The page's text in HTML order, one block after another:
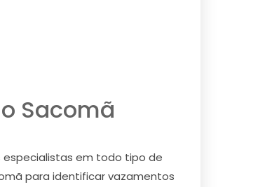
Sacomã
especialistas em todo tipo de
para identificar vazamentos